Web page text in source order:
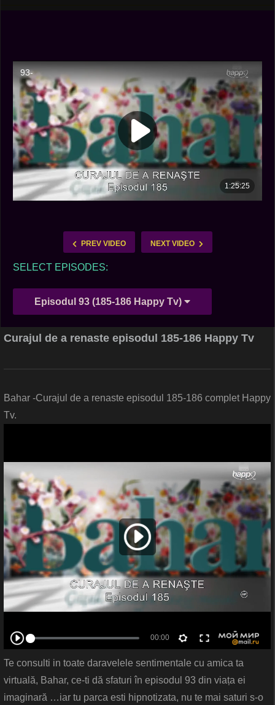
PREV VIDEO NEXT VIDEO
SELECT EPISODES:
Episodul 93 (185-186 Happy Tv)
Curajul de a renaste episodul 185-186 Happy Tv
Bahar -Curajul de a renaste episodul 185-186 complet Happy
Tv.
Te consulti in toate daravelele sentimentale cu amica ta
virtuală, Bahar, ce-ti dă sfaturi în episodul 93 din viața ei
imaginară …iar tu parca esti hipnotizata, nu te mai saturi s-o